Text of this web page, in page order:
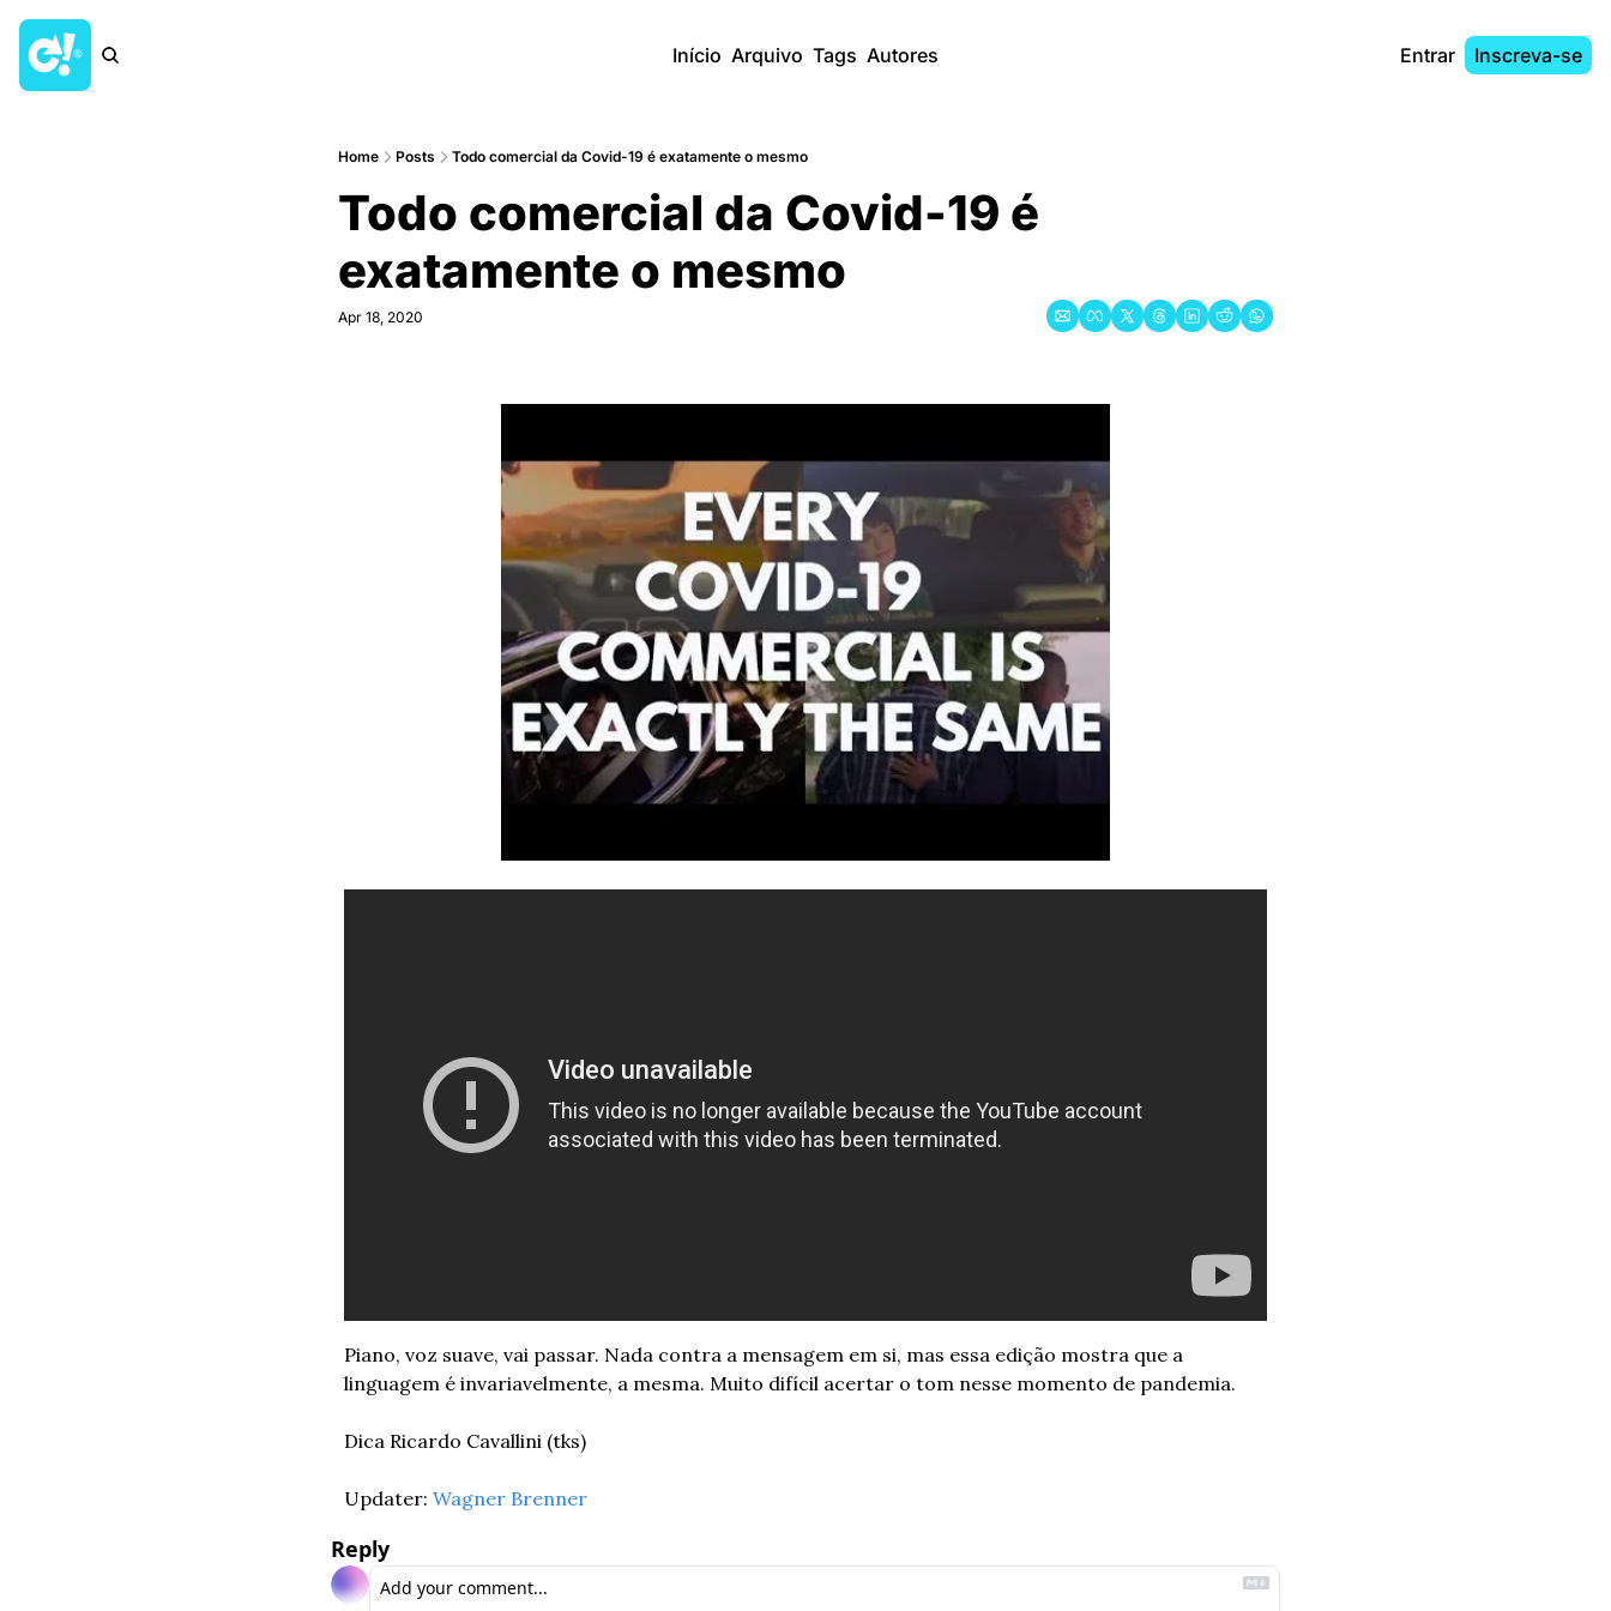
Início Arquivo Tags Autores Entrar Inscreva-se
Home Posts Todo comercial da Covid-19 é exatamente o mesmo
Todo comercial da Covid-19 é
exatamente o mesmo
Apr 18, 2020
Piano, voz suave, vai passar. Nada contra a mensagem em si, mas essa edição mostra que a
linguagem é invariavelmente, a mesma. Muito difícil acertar o tom nesse momento de pandemia.
Dica Ricardo Cavallini (tks)
Updater: Wagner Brenner
Reply